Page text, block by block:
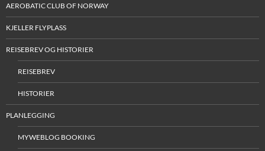
AEROBATIC CLUB OF NORWAY
KJELLER FLYPLASS
REISEBREV OG HISTORIER
REISEBREV
HISTORIER
PLANLEGGING
MYWEBLOG BOOKING